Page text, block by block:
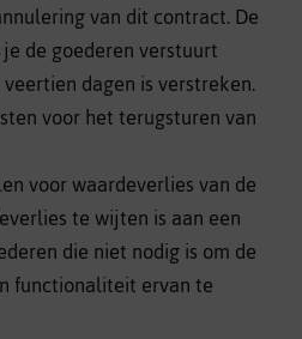
van dit contract. De
de goederen verstuurt
dagen is verstreken.
voor het terugsturen van
voor waardeverlies van de
te wijten is aan een
die niet nodig is om de
functionaliteit ervan te